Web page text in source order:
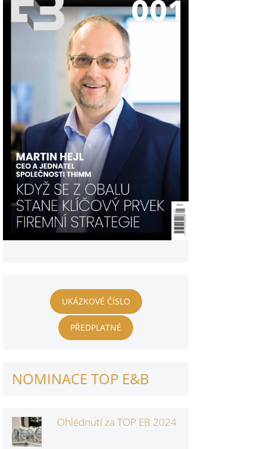
UKÁZKOVÉ ČÍSLO
PŘEDPLATNÉ
NOMINACE TOP E&B
Ohlédnutí za TOP EB 2024